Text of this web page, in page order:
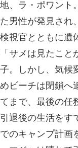
、ラ・ポワン
男性が発見さ
視官とともに
サメは見たこと
。しかし、気
ビーチは閉鎖
まで、最後の任
退後の生活を
のキャンプ計